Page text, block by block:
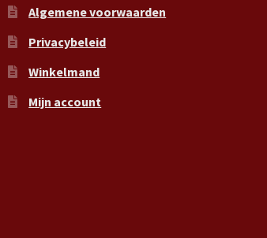
Algemene voorwaarden
Privacybeleid
Winkelmand
Mijn account